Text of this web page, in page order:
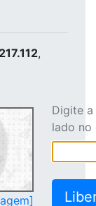
,
Digite
lado no